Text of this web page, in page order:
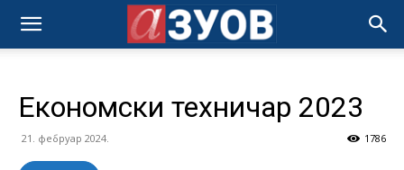
Економски техничар 2023
21. фебруар 2024. 1786